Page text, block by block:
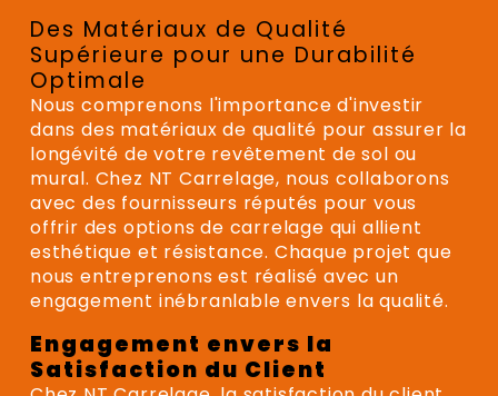
Des Matériaux de Qualité
Supérieure pour une Durabilité
Optimale
Nous comprenons l'importance d'investir
dans des matériaux de qualité pour assurer la
longévité de votre revêtement de sol ou
mural. Chez NT Carrelage, nous collaborons
avec des fournisseurs réputés pour vous
offrir des options de carrelage qui allient
esthétique et résistance. Chaque projet que
nous entreprenons est réalisé avec un
engagement inébranlable envers la qualité.
Engagement envers la
Satisfaction du Client